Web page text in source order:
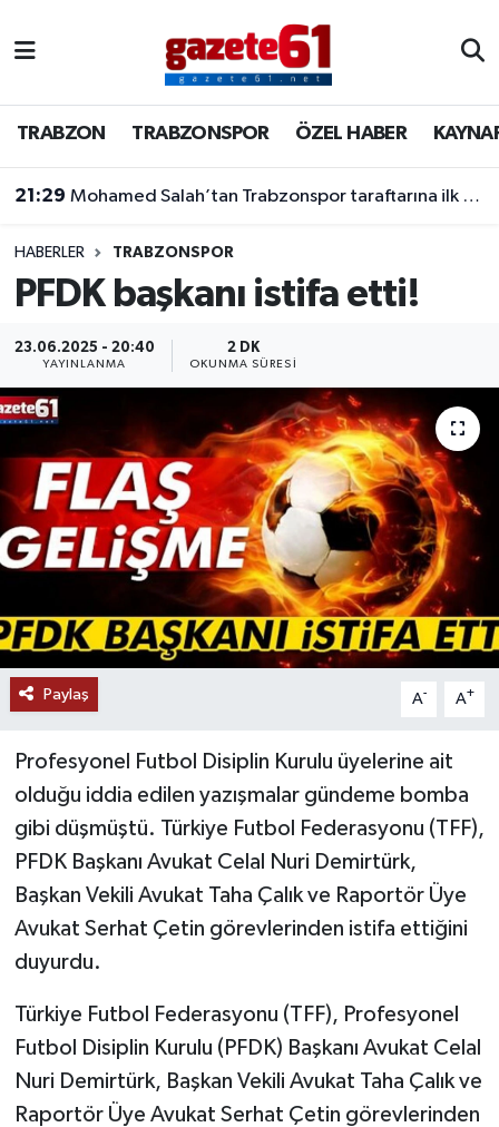
TRABZON TRABZONSPOR ÖZEL HABER
21:29 Mohamed Salah’tan Trabzonspor taraftarına ilk mesaj! “Kelimelere dökmek zor”
HABERLER TRABZONSPOR
PFDK başkanı istifa etti!
23.06.2025 - 20:40
YAYINLANMA
2 DK
OKUNMA SÜRESI
Paylaş A- A+
Profesyonel Futbol Disiplin Kurulu üyelerine ait
olduğu iddia edilen yazışmalar gündeme bomba
gibi düşmüştü. Türkiye Futbol Federasyonu (TFF),
PFDK Başkanı Avukat Celal Nuri Demirtürk,
Başkan Vekili Avukat Taha Çalık ve Raportör Üye
Avukat Serhat Çetin görevlerinden istifa ettiğini
duyurdu.
Türkiye Futbol Federasyonu (TFF), Profesyonel
Futbol Disiplin Kurulu (PFDK) Başkanı Avukat Celal
Nuri Demirtürk, Başkan Vekili Avukat Taha Çalık ve
Raportör Üye Avukat Serhat Çetin görevlerinden
TRABZONSPOR
ÖZEL HABER
KAYNAR KAZAN
SİYASET
GÜNDEM
Trabzon Nöbetçi Eczaneler
Trabzon Hava Durumu
Trabzon Namaz Vakitleri
Trabzon Trafik Yoğunluk Haritası
Süper Lig Puan Durumu ve Fikstür
Tüm Manşetler
Son Dakika Haberleri
Haber Arşivi